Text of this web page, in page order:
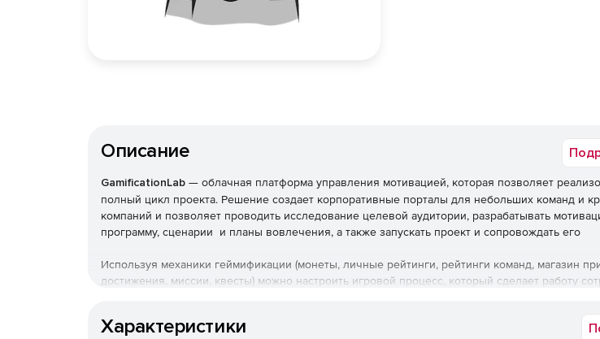
Описание
GamificationLab — облачная платформа управления мотивацией, которая позволяет
полный цикл проекта. Решение создает корпоративные порталы для небольших команд и
компаний и позволяет проводить исследование целевой аудитории, разрабатывать
программу, сценарии и планы вовлечения, а также запускать проект и сопровождать его
Используя механики геймификации (монеты, личные рейтинги, рейтинги команд, магазин
достижения, миссии, квесты) можно настроить игровой процесс, который сделает работу
заявки на канцелярию и т. д.
Характеристики